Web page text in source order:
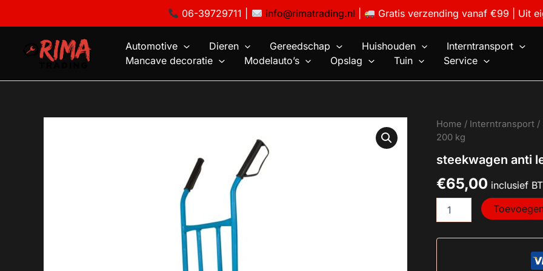
06-39729711 | info@rimatrading.nl Gratis verzending vanaf €99 | Uit
inhoud
Automotive Dieren Gereedschap Huishouden
Interntransport
Mancave decoratie
Modelauto’s Opslag Tuin Service
Home / Interntransport /
200 kg
steekwagen anti
€65,00 inclusief
steekwagen
anti
-
kg